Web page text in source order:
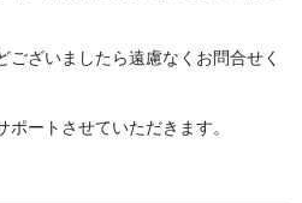
ございましたら遠慮なくお問合せく
ートさせていただきます。